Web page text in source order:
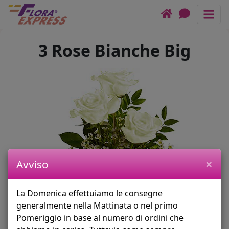
Tris di rose bianche
Link nella testata
Come funziona
Categorie
COMPLEANNI
LUTTO & FUNERALE
CESTI di FIORI
TORTE + FIORI
Form del checkout
3 Rose Bianche Big
Avviso ×
La Domenica effettuiamo le consegne
generalmente nella Mattinata o nel primo
Pomeriggio in base al numero di ordini che